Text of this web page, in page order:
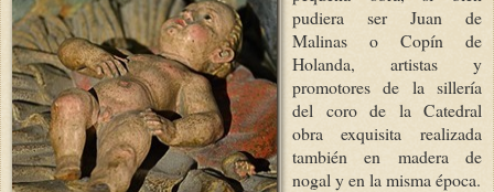
pudiera ser Juan de
Malinas o Copín de
Holanda, artistas y
promotores de la sillería
del coro de la Catedral
obra exquisita realizada
también en madera de
nogal y en la misma época.